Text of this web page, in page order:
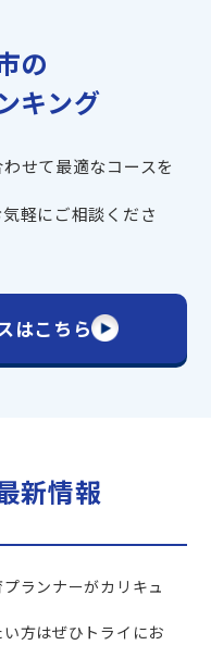
の
キング
せて最適なコースを
軽にご相談くださ
はこちら
新情報
ランナーがカリキュ
方はぜひトライにお